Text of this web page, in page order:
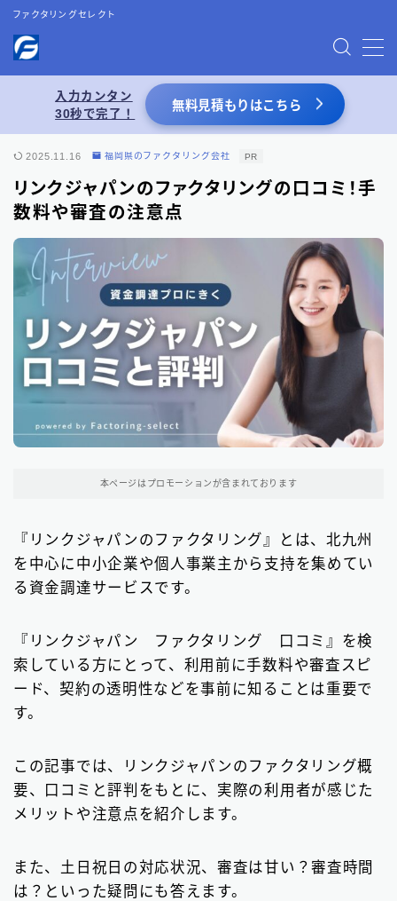
ファクタリングセレクト
MENU
お問い合わせ
特定商取引法表記
運営者情報
あわせて読みたい
【2026年8月最新】ファクタリング業者一覧
（66選）
関東地方のファクタリング会社 199
東京都のファクタリング会社 193
近畿地方のファクタリング会社 13
福岡県のファクタリング会社
北海道・東北地方のファクタリング会社 7
四国地方のファクタリング会社 1
請求書カード払い 2
入力カンタン
30秒で完了！
無料見積もりはこちら
2025.11.16 福岡県のファクタリング会社 PR
リンクジャパンのファクタリングの口コミ！手
数料や審査の注意点
本ページはプロモーションが含まれております
『リンクジャパンのファクタリング』とは、北九州
を中心に中小企業や個人事業主から支持を集めてい
る資金調達サービスです。
『リンクジャパン ファクタリング 口コミ』を検
索している方にとって、利用前に手数料や審査スピ
ード、契約の透明性などを事前に知ることは重要で
す。
この記事では、リンクジャパンのファクタリング概
要、口コミと評判をもとに、実際の利用者が感じた
メリットや注意点を紹介します。
また、土日祝日の対応状況、審査は甘い？審査時間
は？といった疑問にも答えます。